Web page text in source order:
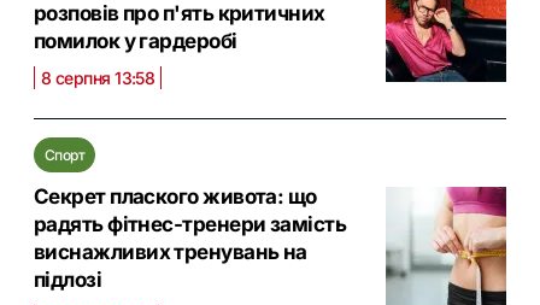
розповів про п'ять критичних
помилок у гардеробі
8 серпня 13:58
Спорт
Секрет плаского живота: що
радять фітнес-тренери замість
виснажливих тренувань на
підлозі